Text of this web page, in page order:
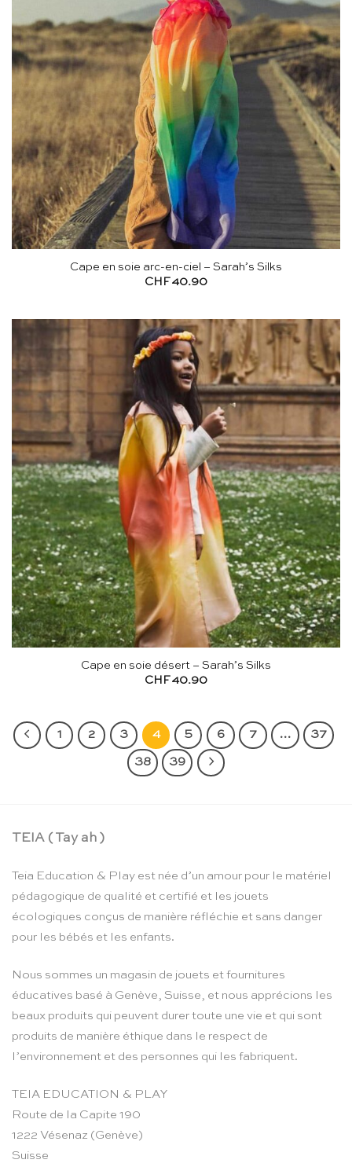
Cape en soie arc-en-ciel – Sarah’s Silks
CHF 40.90
Cape en soie désert – Sarah’s Silks
CHF 40.90
1 2 3 4 5 6 7 … 37
38 39
TEIA ( Tay ah )
Teia Education & Play est née d’un amour pour le matériel
pédagogique de qualité et certifié et les jouets
écologiques conçus de manière réfléchie et sans danger
pour les bébés et les enfants.
Nous sommes un magasin de jouets et fournitures
éducatives basé à Genève, Suisse, et nous apprécions les
beaux produits qui peuvent durer toute une vie et qui sont
produits de manière éthique dans le respect de
l’environnement et des personnes qui les fabriquent.
TEIA EDUCATION & PLAY
Route de la Capite 190
1222 Vésenaz (Genève)
Suisse